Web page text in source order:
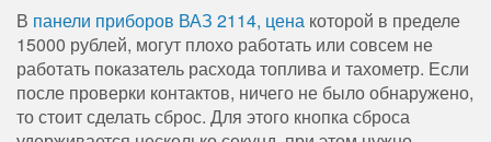
В панели приборов ВАЗ 2114, цена которой в пределе
15000 рублей, могут плохо работать или совсем не
работать показатель расхода топлива и тахометр. Если
после проверки контактов, ничего не было обнаружено,
то стоит сделать сброс. Для этого кнопка сброса